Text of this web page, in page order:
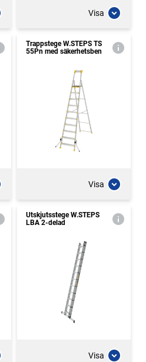
Visa
Trappstege W.STEPS TS
55Pn med säkerhetsben
Visa
Utskjutsstege W.STEPS
LBA 2-delad
Visa